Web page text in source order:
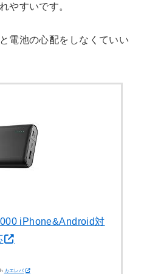
やすいです。
電池の心配をしなくていい
iPhone&Android対
カエレバ